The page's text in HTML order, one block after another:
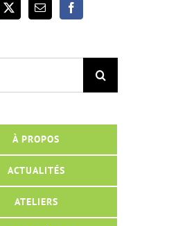
À PROPOS
ACTUALITÉS
ATELIERS